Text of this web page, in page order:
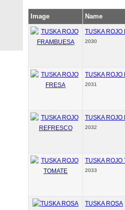
Image Name
TUSKA ROJO
2030
TUSKA ROJO
2031
TUSKA ROJO
2032
TUSKA ROJO
2033
TUSKA ROSA